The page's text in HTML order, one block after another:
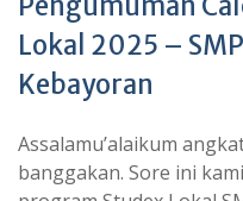
Lokal 2025 –
Kebayoran
Assalamu’alaikum
banggakan. Sore ini